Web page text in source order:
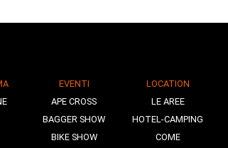
EVENTI
APE CROSS
BAGGER SHOW
BIKE SHOW
LOCATION
LE AREE
HOTEL-CAMPING
COME